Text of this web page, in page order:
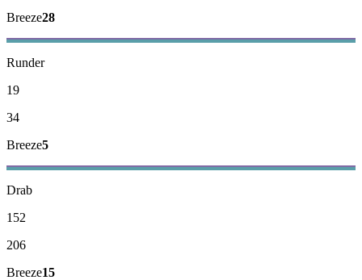
Breeze28
Runder
19
34
Breeze5
Drab
152
206
Breeze15